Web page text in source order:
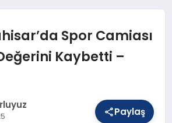
Spor Camiası
Kaybetti –
Paylaş